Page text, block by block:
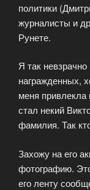
политики
журналисты и
Рунете.
Я так
награжденных,
меня
стал некий
фамилия. Так
Захожу на его
фотографию.
его ленту